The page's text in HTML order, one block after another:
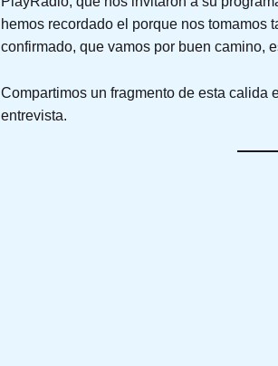
hemos recordado el porque nos tomamos
confirmado, que vamos por buen camino,
Compartimos un fragmento de esta calida
entrevista.